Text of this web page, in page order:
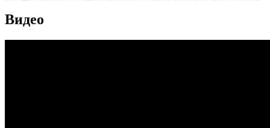
Видео